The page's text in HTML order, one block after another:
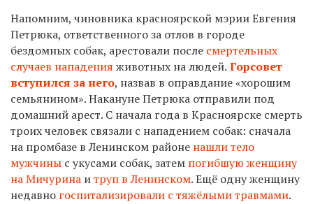
Напомним, чиновника красноярской мэрии Евгения
Петрюка, ответственного за отлов в городе
бездомных собак, арестовали после смертельных
случаев нападения животных на людей. Горсовет
вступился за него, назвав в оправдание «хорошим
семьянином». Накануне Петрюка отправили под
домашний арест. С начала года в Красноярске смерть
троих человек связали с нападением собак: сначала
на промбазе в Ленинском районе нашли тело
мужчины с укусами собак, затем погибшую женщину
на Мичурина итруп в Ленинском. Ещё одну женщину
недавно госпитализировали с тяжёлыми травмами.